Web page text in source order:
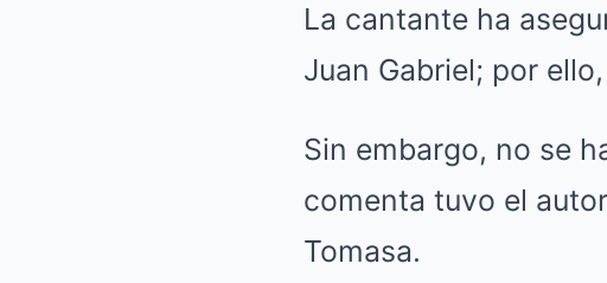
La cantante ha
Juan Gabriel; por
Sin embargo, no se
comenta tuvo el
Tomasa.